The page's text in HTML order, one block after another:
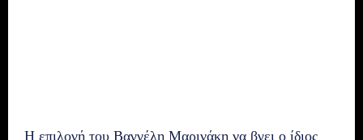
Η επιλογή του Βαγγέλη Μαρινάκη να βγει ο ίδιος